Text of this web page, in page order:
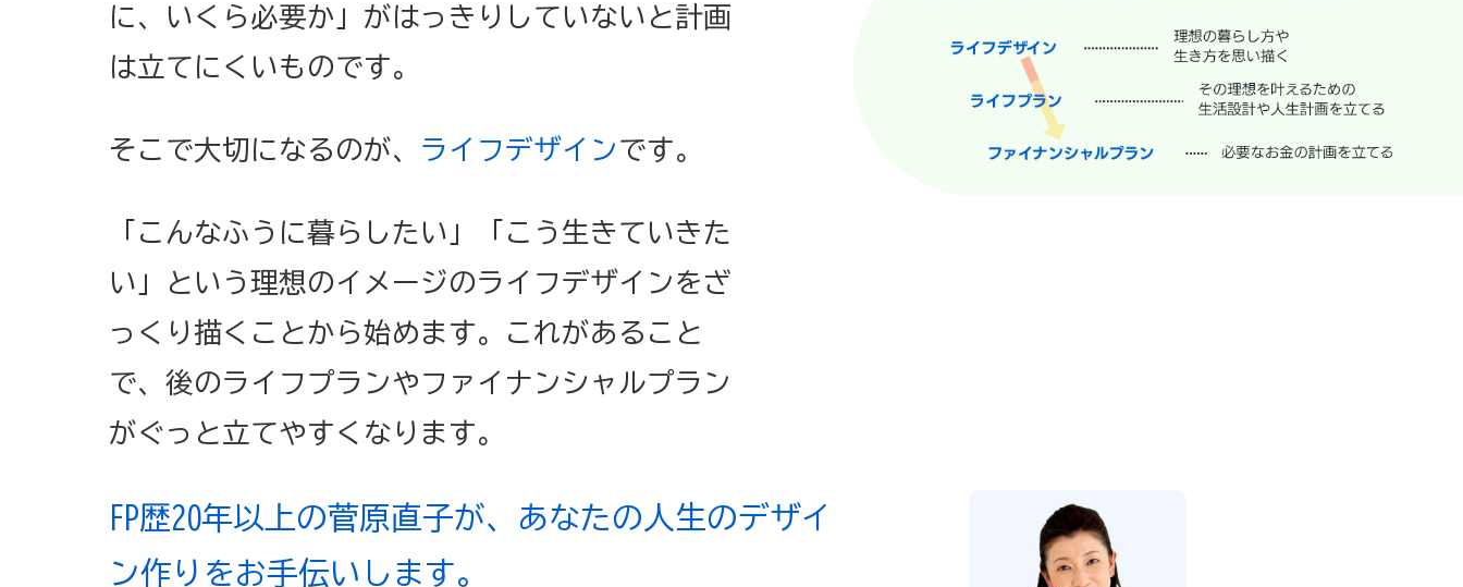
に、いくら必要か」がはっきりしていないと計画
は立てにくいものです。
そこで大切になるのが、 ライフデザインです。
「こんなふうに暮らしたい」「こう生きていきた
い」という理想のイメージのライフデザインをざ
っくり描くことから始めます。これがあること
で、後のライフプランやファイナンシャルプラン
がぐっと立てやすくなります。
FP歴20年以上の菅原直子が、
あなたの人生のデザイ
ン作りをお手伝いします。